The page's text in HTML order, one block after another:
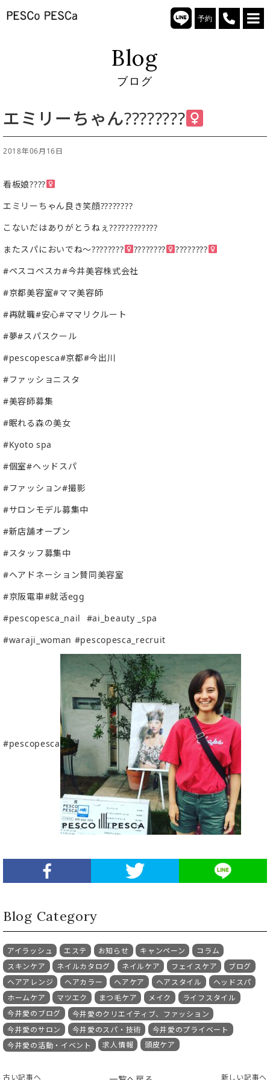
予約
Blog
ブログ
エミリーちゃん????????‍
2018年06月16日
看板娘????‍
エミリーちゃん良き笑顔????????
こないだはありがとうねぇ????????????
またスパにおいでね〜????????‍
????????‍
????????‍
#ペスコペスカ#今井美容株式会社
#京都美容室#ママ美容師
#再就職#安心#ママリクルート
#夢#スパスクール
#pescopesca#京都#今出川
#ファッショニスタ
#美容師募集
#眠れる森の美女
#Kyoto spa
#個室#ヘッドスパ
#ファッション#撮影
#サロンモデル募集中
#新店舗オープン
#スタッフ募集中
#ヘアドネーション賛同美容室
#京阪電車#就活egg
#pescopesca_nail
#ai_beauty _spa
#waraji_woman #pescopesca_recruit
#pescopesca
Blog Category
アイラッシュ エステ お知らせ キャンペーン
コラム
スキンケア
ネイルカタログ ネイルケア フェイスケア
ブログ
ヘアアレンジ
ヘアカラー ヘアケア ヘアスタイル
ヘッドスパ
ホームケア
マツエク まつ毛ケア メイク
ライフスタイル
今井愛のブログ
今井愛のクリエイティブ、ファッション
今井愛のサロン
今井愛のスパ・技術
今井愛のプライベート
今井愛の活動・イベント
求人情報 頭皮ケア
古い記事へ 新しい記事へ